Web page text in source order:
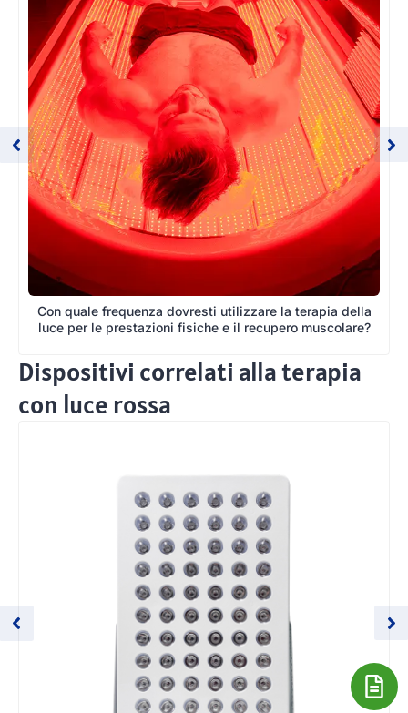
Con quale frequenza dovresti utilizzare la terapia della
luce per le prestazioni fisiche e il recupero muscolare?
Dispositivi correlati alla terapia
con luce rossa